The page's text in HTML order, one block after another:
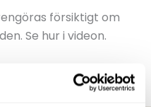
försiktigt om
Se hur i videon.